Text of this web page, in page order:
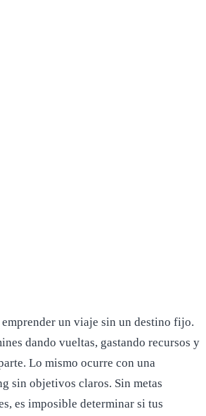
un viaje sin un destino fijo.
dando vueltas, gastando recursos y
Lo mismo ocurre con una
sin objetivos claros. Sin metas
es imposible determinar si tus